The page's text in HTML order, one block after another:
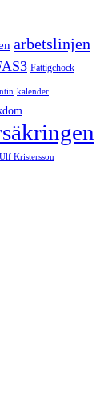
arbetslinjen
Fattigchock
kalender
Ulf Kristersson